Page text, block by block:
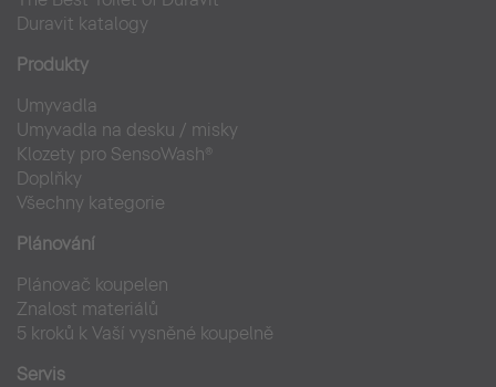
Duravit katalogy
Produkty
Umyvadla
Umyvadla na desku / misky
Klozety pro SensoWash®
Doplňky
Všechny kategorie
Plánování
Plánovač koupelen
Znalost materiálů
5 kroků k Vaší vysněné koupelně
Servis